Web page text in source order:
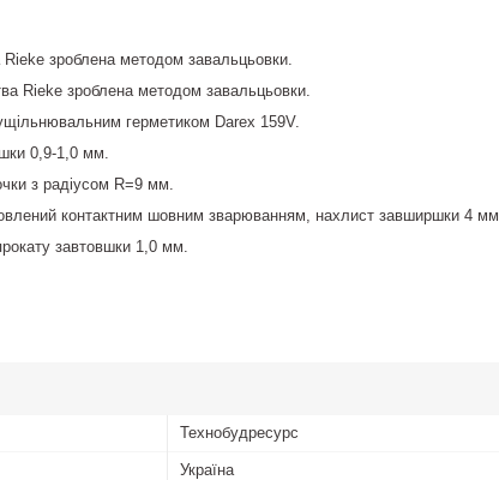
зроблена методом завальцьовки.
Rieke зроблена методом завальцьовки.
герметиком Darex 159V.
0,9-1,0 мм.
з радіусом R=9 мм.
контактним шовним зварюванням, нахлист завширшки 4 мм.
завтовшки 1,0 мм.
Технобудресурс
Україна